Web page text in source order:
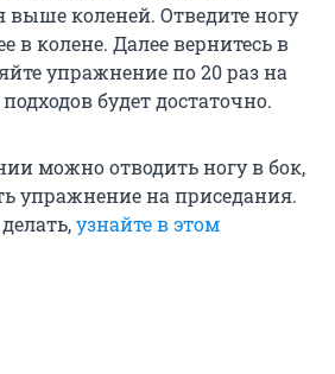
выше коленей. Отведите ногу
в колене. Далее вернитесь в
упражнение по 20 раз на
будет достаточно.
можно отводить ногу в бок,
упражнение на приседания.
узнайте в этом